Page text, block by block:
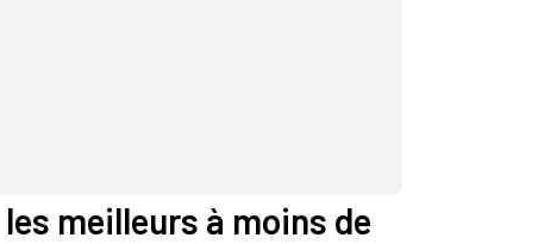
meilleurs à moins de